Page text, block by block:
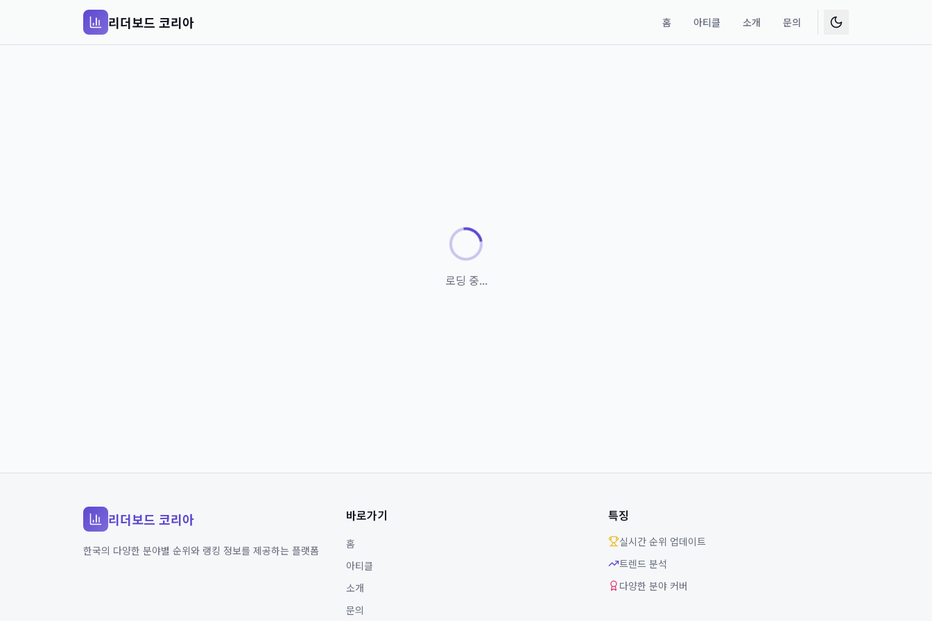
리더보드 코리아 홈 아티클 소개 문의
로딩 중...
리더보드 코리아
한국의 다양한 분야별 순위와 랭킹 정보를 제공하는 플랫폼
바로가기
홈
아티클
소개
문의
특징
실시간 순위 업데이트
트렌드 분석
다양한 분야 커버